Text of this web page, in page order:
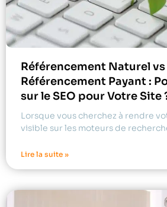
Référencement Naturel vs
Référencement Payant :
sur le SEO pour Votre Site
Lorsque vous cherchez à rendre
visible sur les moteurs de
Lire la suite »